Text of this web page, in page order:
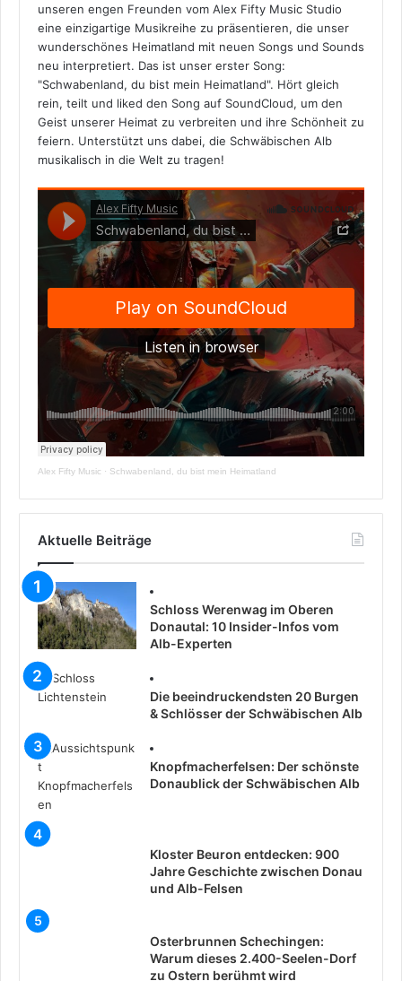
unseren engen Freunden vom Alex Fifty Music Studio
eine einzigartige Musikreihe zu präsentieren, die unser
wunderschönes Heimatland mit neuen Songs und Sounds
neu interpretiert. Das ist unser erster Song:
"Schwabenland, du bist mein Heimatland". Hört gleich
rein, teilt und liked den Song auf SoundCloud, um den
Geist unserer Heimat zu verbreiten und ihre Schönheit zu
feiern. Unterstützt uns dabei, die Schwäbischen Alb
musikalisch in die Welt zu tragen!
Alex Fifty Music · Schwabenland, du bist mein Heimatland
Aktuelle Beiträge
Schloss Werenwag im Oberen
Donautal: 10 Insider-Infos vom
Alb-Experten
Die beeindruckendsten 20 Burgen
& Schlösser der Schwäbischen Alb
Knopfmacherfelsen: Der schönste
Donaublick der Schwäbischen Alb
Kloster Beuron entdecken: 900
Jahre Geschichte zwischen Donau
und Alb-Felsen
Osterbrunnen Schechingen:
Warum dieses 2.400-Seelen-Dorf
zu Ostern berühmt wird